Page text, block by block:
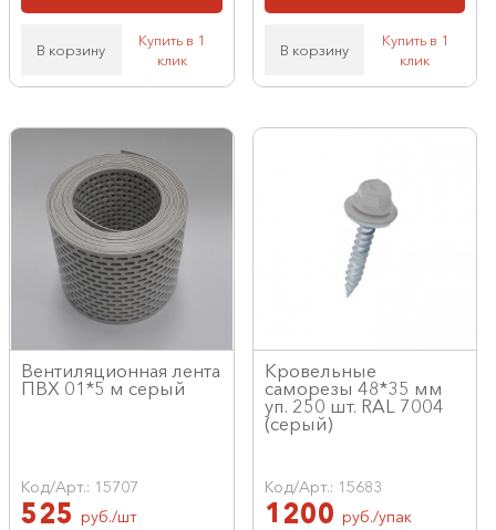
В корзину
Купить в 1
клик
В корзину
Купить в 1
клик
Вентиляционная лента
ПВХ 01*5 м серый
Код/Арт.: 15707
525 руб./шт
Кровельные
саморезы 48*35 мм
уп. 250 шт. RAL 7004
(серый)
Код/Арт.: 15683
1200 руб./упак